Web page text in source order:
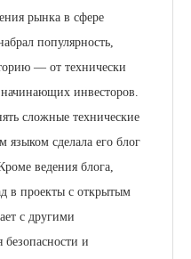
рынка в сфере
популярность,
— от технически
инвесторов.
сложные технические
сделала его блог
ведения блога,
в проекты с открытым
с другими
и